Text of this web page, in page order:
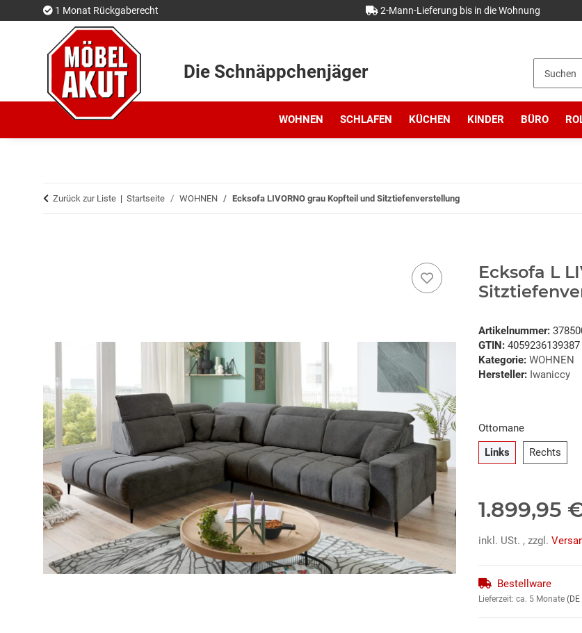
1 Monat Rückgaberecht 2-Mann-Lieferung bis in die Wohnung
Die Schnäppchenjäger
WOHNEN SCHLAFEN KÜCHEN KINDER BÜRO
Zurück zur Liste Startseite WOHNEN Ecksofa LIVORNO grau Kopfteil und Sitztiefenverstellung
Ecksofa L
Artikelnummer:
GTIN: 4059236139387
Kategorie: WOHNEN
Hersteller: Iwaniccy
Ottomane
Links LinksRechts
1.899,95
inkl. USt. , zzgl.
Bestellware
Lieferzeit: ca. 5 Monate